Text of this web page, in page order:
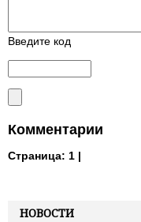
НОВОСТИ
Введите код
Комментарии
Страница: 1 |